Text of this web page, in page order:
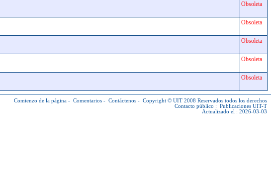
Obsoleta
Obsoleta
Obsoleta
Obsoleta
Obsoleta
Comienzo de la página - Comentarios - Contáctenos - Copyright © UIT 2008 Reservados todos los derechos
Contacto público : Publicaciones UIT-T
Actualizado el : 2026-03-03